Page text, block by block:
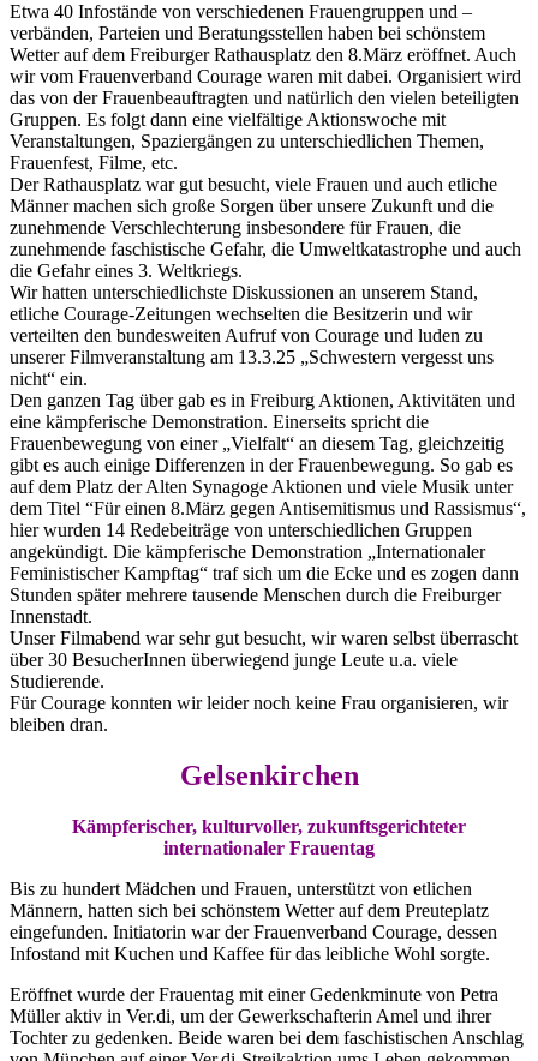
Etwa 40 Infostände von verschiedenen Frauengruppen und –
verbänden, Parteien und Beratungsstellen haben bei schönstem
Wetter auf dem Freiburger Rathausplatz den 8.März eröffnet. Auch
wir vom Frauenverband Courage waren mit dabei. Organisiert wird
das von der Frauenbeauftragten und natürlich den vielen beteiligten
Gruppen. Es folgt dann eine vielfältige Aktionswoche mit
Veranstaltungen, Spaziergängen zu unterschiedlichen Themen,
Frauenfest, Filme, etc.
Der Rathausplatz war gut besucht, viele Frauen und auch etliche
Männer machen sich große Sorgen über unsere Zukunft und die
zunehmende Verschlechterung insbesondere für Frauen, die
zunehmende faschistische Gefahr, die Umweltkatastrophe und auch
die Gefahr eines 3. Weltkriegs.
Wir hatten unterschiedlichste Diskussionen an unserem Stand,
etliche Courage-Zeitungen wechselten die Besitzerin und wir
verteilten den bundesweiten Aufruf von Courage und luden zu
unserer Filmveranstaltung am 13.3.25 „Schwestern vergesst uns
nicht“ ein.
Den ganzen Tag über gab es in Freiburg Aktionen, Aktivitäten und
eine kämpferische Demonstration. Einerseits spricht die
Frauenbewegung von einer „Vielfalt“ an diesem Tag, gleichzeitig
gibt es auch einige Differenzen in der Frauenbewegung. So gab es
auf dem Platz der Alten Synagoge Aktionen und viele Musik unter
dem Titel “Für einen 8.März gegen Antisemitismus und Rassismus“,
hier wurden 14 Redebeiträge von unterschiedlichen Gruppen
angekündigt. Die kämpferische Demonstration „Internationaler
Feministischer Kampftag“ traf sich um die Ecke und es zogen dann
Stunden später mehrere tausende Menschen durch die Freiburger
Innenstadt.
Unser Filmabend war sehr gut besucht, wir waren selbst überrascht
über 30 BesucherInnen überwiegend junge Leute u.a. viele
Studierende.
Für Courage konnten wir leider noch keine Frau organisieren, wir
bleiben dran.
Gelsenkirchen
Kämpferischer, kulturvoller, zukunftsgerichteter
internationaler Frauentag
Bis zu hundert Mädchen und Frauen, unterstützt von etlichen
Männern, hatten sich bei schönstem Wetter auf dem Preuteplatz
eingefunden. Initiatorin war der Frauenverband Courage, dessen
Infostand mit Kuchen und Kaffee für das leibliche Wohl sorgte.
Eröffnet wurde der Frauentag mit einer Gedenkminute von Petra
Müller aktiv in Ver.di, um der Gewerkschafterin Amel und ihrer
Tochter zu gedenken. Beide waren bei dem faschistischen Anschlag